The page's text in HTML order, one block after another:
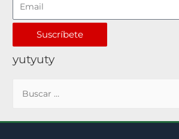
Suscríbete
yutyuty